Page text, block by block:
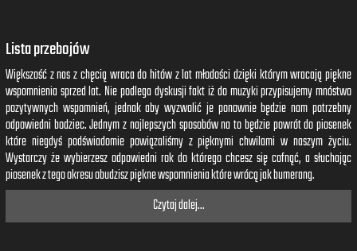
Lista przebojów
Większość z nas z chęcią wraca do hitów z lat młodości dzięki którym wracają piękne
wspomnienia sprzed lat. Nie podlega dyskusji fakt iż do muzyki przypisujemy mnóstwo
pozytywnych wspomnień, jednak aby wyzwolić je ponownie będzie nam potrzebny
odpowiedni bodziec. Jednym z najlepszych sposobów na to będzie powrót do piosenek
które niegdyś podświadomie powiązaliśmy z pięknymi chwilami w naszym życiu.
Wystarczy że wybierzesz odpowiedni rok do którego chcesz się cofnąć, a słuchając
piosenek z tego okresu obudzisz piękne wspomnienia które wrócą jak bumerang.
Czytaj dalej...